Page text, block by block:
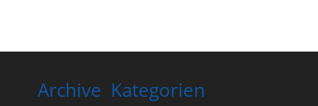
Archive Kategorien